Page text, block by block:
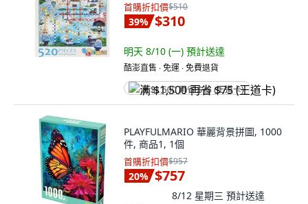
首購折扣價$510
39% $310
明天 8/10 (一) 預計送達
酷澎直售 ∙ 免運 ∙ 免費退貨
满 $1,500 再省 $75 (王道卡)
PLAYFULMARIO 華麗背景拼圖, 1000
件, 商品1, 1個
首購折扣價$957
20% $757
8/12 星期三 預計送達